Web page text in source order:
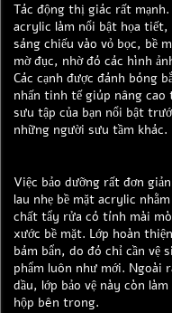
Tác động thị giác rất
acrylic làm nổi bật họa
sáng chiếu vào vỏ bọc, bề
mờ đục, nhờ đó các hình
Các cạnh được đánh bóng
nhấn tinh tế giúp nâng
sưu tập của bạn nổi bật
những người sưu tầm khác.
Việc bảo dưỡng rất đơn
lau nhẹ bề mặt acrylic
chất tẩy rửa có tính mài
xước bề mặt. Lớp hoàn
bám bẩn, do đó chỉ cần vệ
phẩm luôn như mới. Ngoài
dầu, lớp bảo vệ này còn
hộp bên trong.